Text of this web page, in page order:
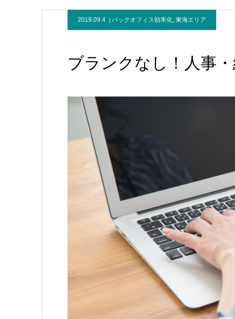
2019.09.4 バックオフィス効率化, 東海エリア
ブランクなし！人事